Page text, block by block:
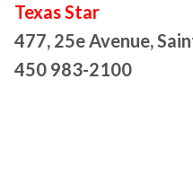
Texas Star
477, 25e Avenue,
450 983-2100